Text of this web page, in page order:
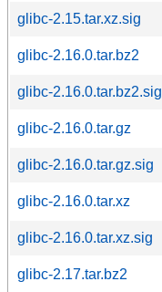
glibc-2.15.tar.xz.sig
glibc-2.16.0.tar.bz2
glibc-2.16.0.tar.bz2.sig
glibc-2.16.0.tar.gz
glibc-2.16.0.tar.gz.sig
glibc-2.16.0.tar.xz
glibc-2.16.0.tar.xz.sig
glibc-2.17.tar.bz2